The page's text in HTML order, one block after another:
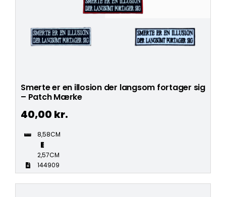
Smerte er en illosion der langsom fortager sig
– Patch Mærke
40,00 kr.
8,58CM
2,57CM
144909